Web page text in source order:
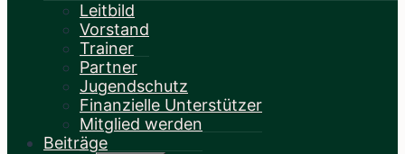
Leitbild
Vorstand
Trainer
Partner
Jugendschutz
Finanzielle Unterstützer
Mitglied werden
Beiträge